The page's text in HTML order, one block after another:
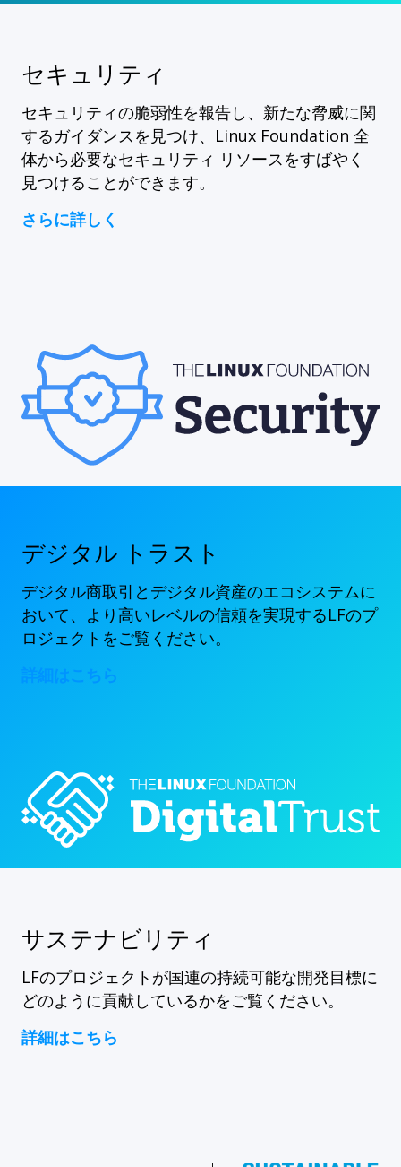
セキュリティ
セキュリティの脆弱性を報告し、新たな脅威に関
するガイダンスを見つけ、Linux Foundation 全
体から必要なセキュリティ リソースをすばやく
見つけることができます。
さらに詳しく
デジタル トラスト
デジタル商取引とデジタル資産のエコシステムに
おいて、より高いレベルの信頼を実現するLFのプ
ロジェクトをご覧ください。
詳細はこちら
サステナビリティ
LFのプロジェクトが国連の持続可能な開発目標に
どのように貢献しているかをご覧ください。
詳細はこちら